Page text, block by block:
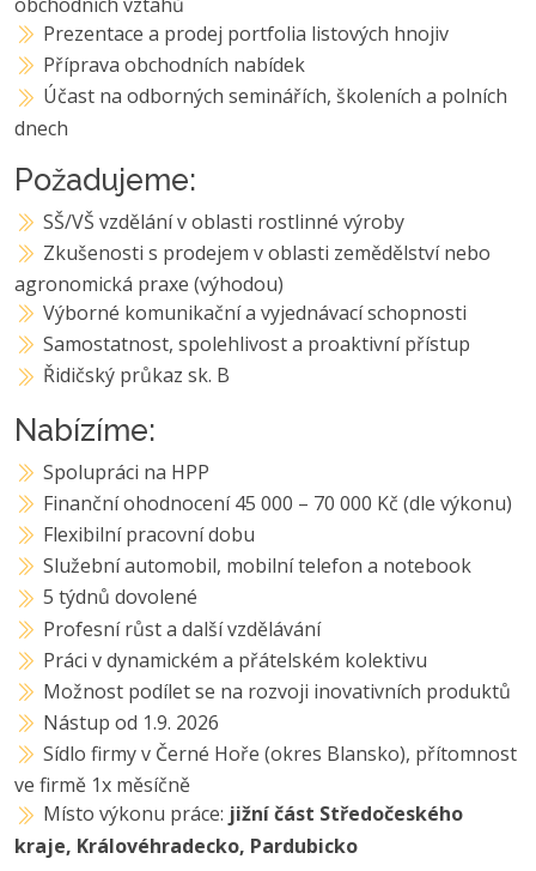
Prezentace a prodej portfolia listových hnojiv
Příprava obchodních nabídek
Účast na odborných seminářích, školeních a polních
dnech
Požadujeme:
SŠ/VŠ vzdělání v oblasti rostlinné výroby
Zkušenosti s prodejem v oblasti zemědělství nebo
agronomická praxe (výhodou)
Výborné komunikační a vyjednávací schopnosti
Samostatnost, spolehlivost a proaktivní přístup
Řidičský průkaz sk. B
Nabízíme:
Spolupráci na HPP
Finanční ohodnocení 45 000 – 70 000 Kč (dle výkonu)
Flexibilní pracovní dobu
Služební automobil, mobilní telefon a notebook
5 týdnů dovolené
Profesní růst a další vzdělávání
Práci v dynamickém a přátelském kolektivu
Možnost podílet se na rozvoji inovativních produktů
Nástup od 1.9. 2026
Sídlo firmy v Černé Hoře (okres Blansko), přítomnost
ve firmě 1x měsíčně
Místo výkonu práce: jižní část Středočeského
kraje, Královéhradecko, Pardubicko